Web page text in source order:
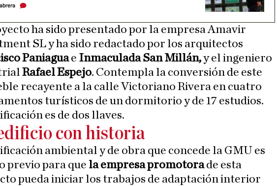
ha sido presentado por la empresa Amavir
SL y ha sido redactado por los arquitectos
Paniaguae Inmaculada San Millán,y el ingeniero
Rafael Espejo. Contempla la conversión de este
recayente a la calle Victoriano Rivera en cuatro
turísticos de un dormitorio y de 17 estudios.
es de dos llaves.
con historia
ambiental y de obra que concede la GMU es
previo para que la empresa promotorade esta
pueda iniciar los trabajos de adaptación interior